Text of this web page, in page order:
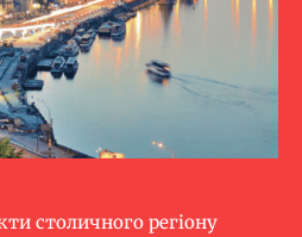
столичного регіону